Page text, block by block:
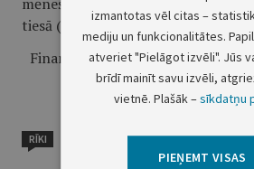
tiesā (Rīgā, Antonijas ielā 6,
Finanšu ministrijas valsts
muitas un grāmatvedības
RĪKI
izmantotas vēl citas –
mediju un funkcionalitātes.
atveriet "Pielāgot izvēli". Jūs
brīdī mainīt savu izvēli,
vietnē. Plašāk –sīkdatņu
PIEŅEMT VISAS